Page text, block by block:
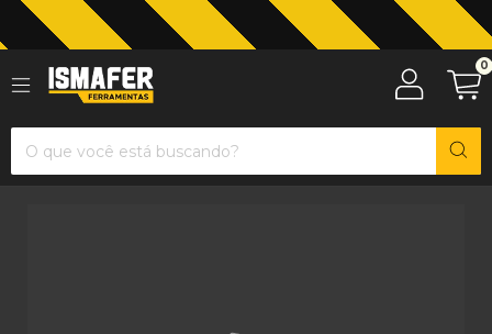
Jardinagem com The Black Tools
0